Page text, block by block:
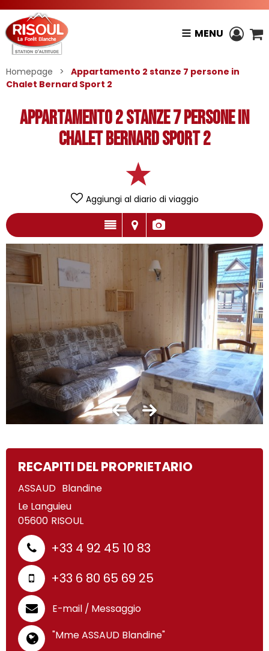
MENU
Homepage >
Appartamento 2 stanze 7 persone in
Chalet Bernard Sport 2
Appartamento 2 stanze 7 persone in
Chalet Bernard Sport 2
Aggiungi al diario di viaggio
RECAPITI DEL PROPRIETARIO
ASSAUD Blandine
Le Languieu
05600 RISOUL
+33 4 92 45 10 83
+33 6 80 65 69 25
E-mail / Messaggio
"Mme ASSAUD Blandine"